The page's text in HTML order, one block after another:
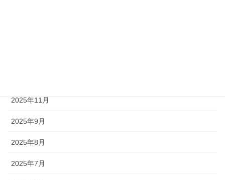
2025年11月
2025年9月
2025年8月
2025年7月